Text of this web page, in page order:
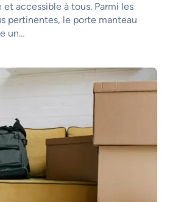
accessible à tous. Parmi les
pertinentes, le porte manteau
un…